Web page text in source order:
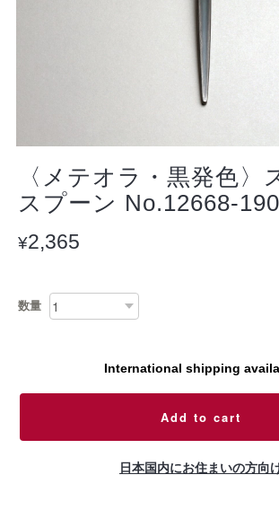
〈メテオラ・黒発色〉
スプーン No.12668-190
¥2,365
数量
International shipping
Add to cart
日本国内にお住まいの方向